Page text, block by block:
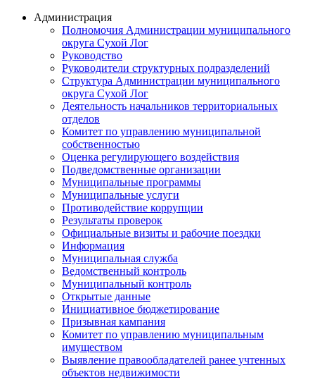
Администрация
Полномочия Администрации муниципального
округа Сухой Лог
Руководство
Руководители структурных подразделений
Структура Администрации муниципального
округа Сухой Лог
Деятельность начальников территориальных
отделов
Комитет по управлению муниципальной
собственностью
Оценка регулирующего воздействия
Подведомственные организации
Муниципальные программы
Муниципальные услуги
Противодействие коррупции
Результаты проверок
Официальные визиты и рабочие поездки
Информация
Муниципальная служба
Ведомственный контроль
Муниципальный контроль
Открытые данные
Инициативное бюджетирование
Призывная кампания
Комитет по управлению муниципальным
имуществом
Выявление правообладателей ранее учтенных
объектов недвижимости